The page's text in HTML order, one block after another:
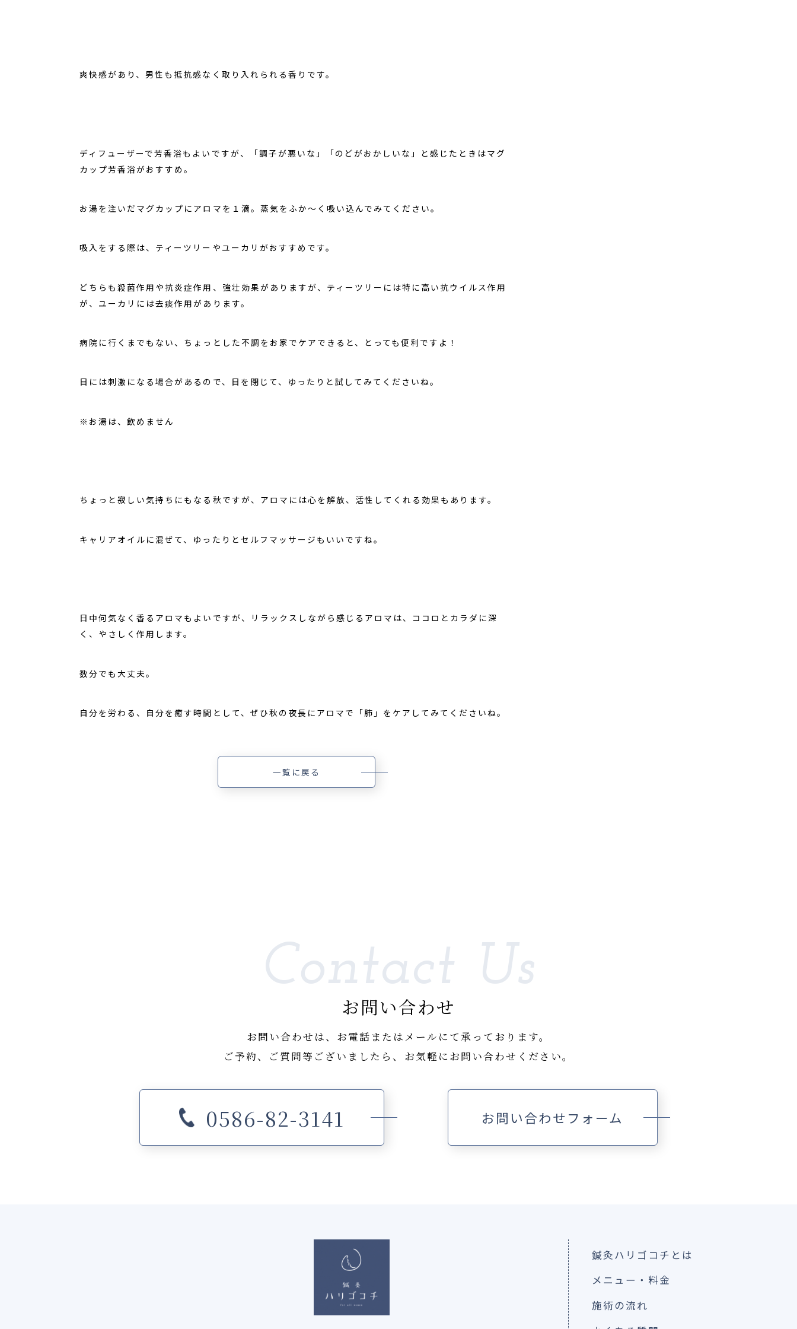
爽快感があり、男性も抵抗感なく取り入れられる香りです。
ディフューザーで芳香浴もよいですが、「調子が悪いな」「のどがおかしいな」と感じたときはマグ
カップ芳香浴がおすすめ。
お湯を注いだマグカップにアロマを１滴。蒸気をふか～く吸い込んでみてください。
吸入をする際は、ティーツリーやユーカリがおすすめです。
どちらも殺菌作用や抗炎症作用、強壮効果がありますが、ティーツリーには特に高い抗ウイルス作用
が、ユーカリには去痰作用があります。
病院に行くまでもない、ちょっとした不調をお家でケアできると、とっても便利ですよ！
目には刺激になる場合があるので、目を閉じて、ゆったりと試してみてくださいね。
※お湯は、飲めません
ちょっと寂しい気持ちにもなる秋ですが、アロマには心を解放、活性してくれる効果もあります。
キャリアオイルに混ぜて、ゆったりとセルフマッサージもいいですね。
日中何気なく香るアロマもよいですが、リラックスしながら感じるアロマは、ココロとカラダに深
く、やさしく作用します。
数分でも大丈夫。
自分を労わる、自分を癒す時間として、ぜひ秋の夜長にアロマで「肺」をケアしてみてくださいね。
一覧に戻る
Contact Us
お問い合わせ
お問い合わせは、お電話またはメールにて承っております。
ご予約、ご質問等ございましたら、 お気軽にお問い合わせください。
0586-82-3141 お問い合わせフォーム
鍼灸ハリゴコチとは
メニュー・料金
施術の流れ